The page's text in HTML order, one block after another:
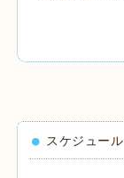
スケジュール